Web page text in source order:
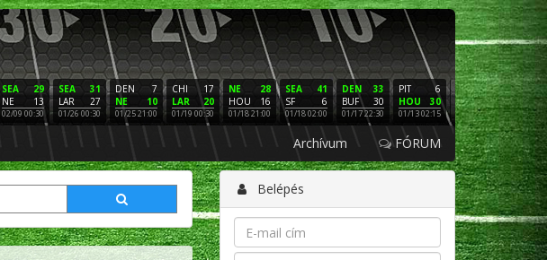
29
SEA
13
NE
02/09 00:30
31
SEA
27
LAR
01/26 00:30
7
DEN
10
NE
01/25 21:00
17
CHI
20
LAR
01/19 00:30
28
NE
16
HOU
01/18 21:00
41
SEA
6
SF
01/18 02:00
33
DEN
30
BUF
01/17 22:30
6
PIT
30
HOU
01/13 02:15
16
NE
3
LAC
01/12 02:00
PHI
SF
01/11
Archívum FÓRUM
Belépés